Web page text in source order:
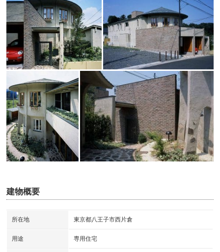
建物概要
所在地 東京都八王子市西片倉
用途 専用住宅